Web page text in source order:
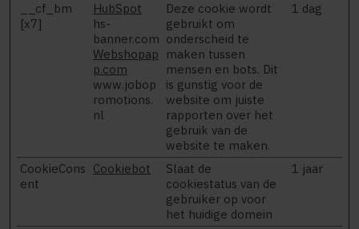
__cf_bm
[x7]
HubSpot
hs-
banner.com
Webshopap
p.com
www.jobop
romotions.
nl
Deze cookie wordt
gebruikt om
onderscheid te
maken tussen
mensen en bots. Dit
is gunstig voor de
website om juiste
rapporten over het
gebruik van de
website te maken.
1 dag
CookieCons
ent
Cookiebot
Slaat de
cookiestatus van de
gebruiker op voor
het huidige domein
1 jaar